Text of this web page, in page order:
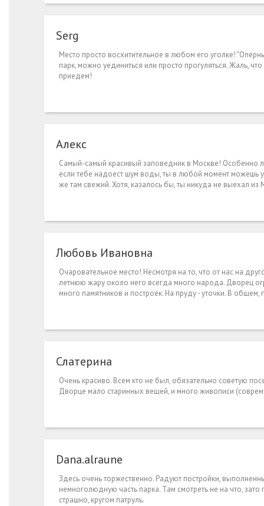
Serg
Место просто восхитительное в любом его уголке!
парк, можно уединиться или просто прогуляться. Жаль,
приедем!
Алекс
Самый-самый красивый заповедник в Москве! Особенно
если тебе надоест шум воды, ты в любой момент можешь
же там свежий. Хотя, казалось бы, ты никуда не выехал из
Любовь Ивановна
Очаровательное место! Несмотря на то, что от нас на
летнюю жару около него всегда много народа. Дворец
много памятников и построек. На пруду - уточки. В
Слатерина
Очень красиво. Всем кто не был, обязательно советую
Дворце мало старинных вещей, и много живописи
Dana.alraune
Здесь очень торжественно. Радуют постройки,
немноголюдную часть парка. Там смотреть не на что,
страшно, кругом патруль.